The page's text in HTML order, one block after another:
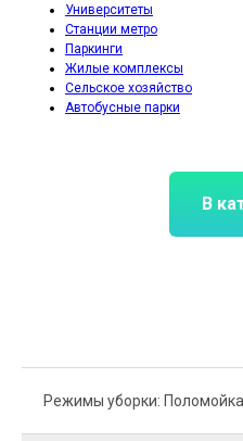
Университеты
Станции метро
Паркинги
Жилые комплексы
Сельское хозяйство
Автобусные парки
В
Режимы уборки: Поломойка